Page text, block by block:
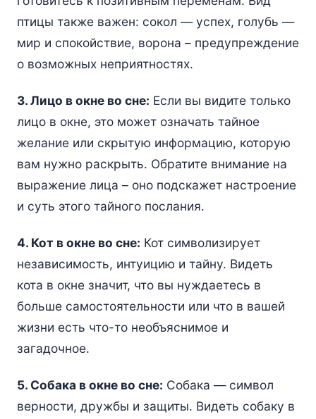
птицы также важен: сокол — успех, голубь —
мир и спокойствие, ворона – предупреждение
о возможных неприятностях.
3. Лицо в окне во сне: Если вы видите только
лицо в окне, это может означать тайное
желание или скрытую информацию, которую
вам нужно раскрыть. Обратите внимание на
выражение лица – оно подскажет настроение
и суть этого тайного послания.
4. Кот в окне во сне: Кот символизирует
независимость, интуицию и тайну. Видеть
кота в окне значит, что вы нуждаетесь в
больше самостоятельности или что в вашей
жизни есть что-то необъяснимое и
загадочное.
5. Собака в окне во сне: Собака — символ
верности, дружбы и защиты. Видеть собаку в